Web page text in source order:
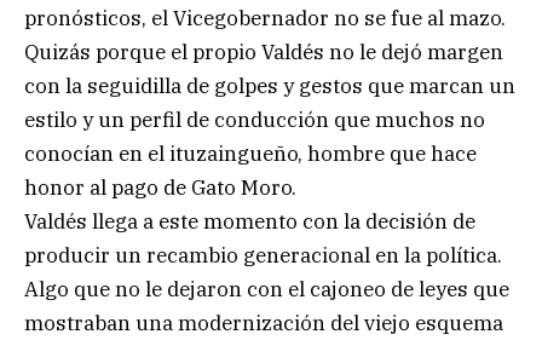
pronósticos, el Vicegobernador no se fue al mazo.
Quizás porque el propio Valdés no le dejó margen
con la seguidilla de golpes y gestos que marcan un
estilo y un perfil de conducción que muchos no
conocían en el ituzaingueño, hombre que hace
honor al pago de Gato Moro.
Valdés llega a este momento con la decisión de
producir un recambio generacional en la política.
Algo que no le dejaron con el cajoneo de leyes que
mostraban una modernización del viejo esquema